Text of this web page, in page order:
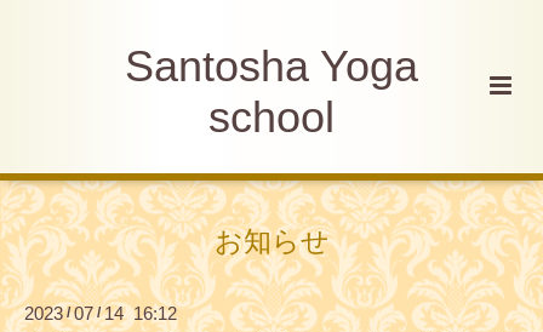
Santosha Yoga
school
お知らせ
2023/07/14 16:12